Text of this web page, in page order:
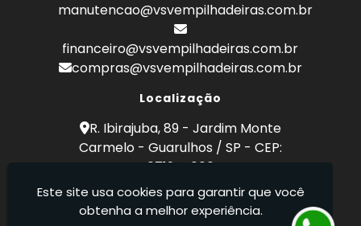
Empresas de Manutenção de Empilhadeiras
Locação de Empilhadeira
Locação de Empilhadeiras Eletricas
Locação Empilhadeira Hyster
Locação Empilhadeira para Hipermercados
Manutenção de Empilhadeiras
Manutenção em Empilhadeiras
Peças de Empilhadeiras
Peças para Empilhadeiras
manutencao@vsvempilhadeiras.com.br
financeiro@vsvempilhadeiras.com.br
compras@vsvempilhadeiras.com.br
Localização
R. Ibirajuba, 89 - Jardim Monte
Carmelo - Guarulhos / SP - CEP:
07194-000
VSV Empilhadeiras - Venda, locação e
manutenção de empilhadeiras
Este site usa cookies para garantir que você
obtenha a melhor experiência.